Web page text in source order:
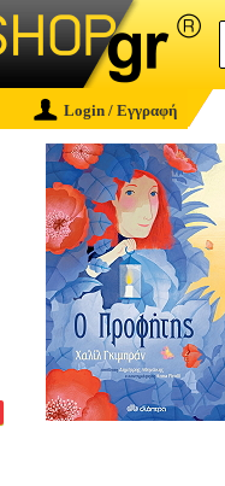
Login / Εγγραφή